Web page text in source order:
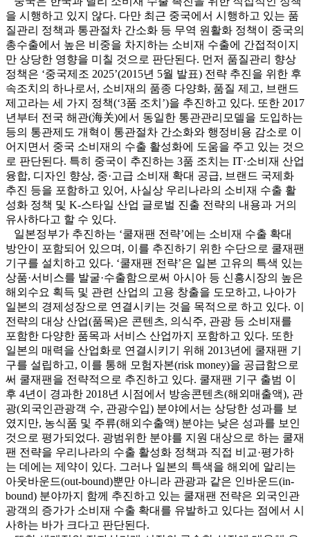
을 시행하고 있지 않다. 다만 최근 중국에서 시행하고 있는 품
질관리 정책과 통관절차 간소화 등 무역 원활화 정책이 중국의
총수출에서 높은 비중을 차지하는 소비재 수출에 간접적이지
만 상당한 영향을 미칠 것으로 판단된다. 먼저 품질관리 향상
정책은 ‘중국제조 2025’(2015년 5월 발표) 전략 추진을 위한 후
속조치의 하나로서, 소비재의 품종 다양화, 품질 제고, 브랜드
제고라는 세 가지 정책(‘3품 조치’)을 추진하고 있다. 또한 2017
년부터 전국 해관(海关)에서 동일한 통관관리모델을 도입하는
등의 통관제도 개혁이 통관절차 간소화와 행정비용 감소로 이
어지면서 중국 소비재의 수출 활성화에 도움을 주고 있는 것으
로 판단된다. 특히 중국이 추진하는 3품 조치는 IT·소비재 산업
융합, 디자인 향상, 중·고급 소비재 확대 공급, 브랜드 국제화
추진 등을 포함하고 있어, 사실상 우리나라의 소비재 수출 활
성화 정책 및 K-스타일 산업 글로벌 진출 전략의 내용과 거의
유사하다고 할 수 있다.
일본정부가 추진하는 ‘쿨재팬 전략’에는 소비재 수출 확대
방안이 포함되어 있으며, 이를 추진하기 위한 수단으로 쿨재팬
기구를 설치하고 있다. ‘쿨재팬 전략’은 일본 고유의 특색 있는
상품·서비스를 발굴·수출함으로써 아시아 등 신흥시장의 높은
해외수요 획득 및 관련 산업의 고용 창출을 도모하고, 나아가
일본의 경제성장으로 연결시키는 것을 목적으로 하고 있다. 이
전략의 대상 산업(품목)은 콘텐츠, 의식주, 관광 등 소비재를
포함한 다양한 품목과 서비스 산업까지 포함하고 있다. 또한
일본의 매력을 산업화로 연결시키기 위해 2013년에 쿨재팬 기
구를 설립하고, 이를 통해 모험자본(risk money)을 공급함으로
써 쿨재팬을 전략적으로 추진하고 있다. 쿨재팬 기구 출범 이
후 4년이 경과한 2018년 시점에서 방송콘텐츠(해외매출액), 관
광(외국인관광객 수, 관광수입) 분야에서는 상당한 성과를 보
였지만, 농식품 및 주류(해외수출액) 분야는 낮은 성과를 보인
것으로 평가되었다. 광범위한 분야를 지원 대상으로 하는 쿨재
팬 전략을 우리나라의 수출 활성화 정책과 직접 비교·평가하
는 데에는 제약이 있다. 그러나 일본의 특색을 해외에 알리는
아웃바운드(out-bound)뿐만 아니라 관광과 같은 인바운드(in-
bound) 분야까지 함께 추진하고 있는 쿨재팬 전략은 외국인관
광객의 증가가 소비재 수출 확대를 유발하고 있다는 점에서 시
사하는 바가 크다고 판단된다.